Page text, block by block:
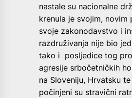
nastale su nacionalne
krenula je svojim, novim
svoje zakonodavstvo i
razdruživanja nije bio
tako i posljedice tog
agresije srbočetničkih
na Sloveniju, Hrvatsku
počinjeni su stravični